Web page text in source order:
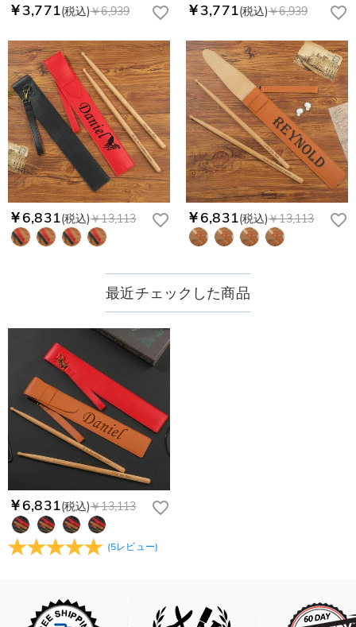
￥3,771(税込)￥6,939 ￥3,771(税込)￥6,939
￥6,831(税込)￥13,113 ￥6,831(税込)￥13,113
最近チェックした商品
￥6,831(税込)￥13,113
(5レビュー)